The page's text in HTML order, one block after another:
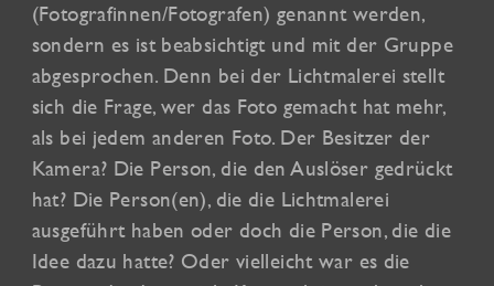
(Fotografinnen/Fotografen) genannt werden,
sondern es ist beabsichtigt und mit der Gruppe
abgesprochen. Denn bei der Lichtmalerei stellt
sich die Frage, wer das Foto gemacht hat mehr,
als bei jedem anderen Foto. Der Besitzer der
Kamera? Die Person, die den Auslöser gedrückt
hat? Die Person(en), die die Lichtmalerei
ausgeführt haben oder doch die Person, die die
Idee dazu hatte? Oder vielleicht war es die